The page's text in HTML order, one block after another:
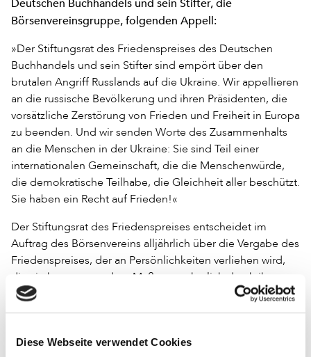
Diese Webseite verwendet Cookies
Börsenvereinsgruppe, folgenden Appell:
»Der Stiftungsrat des Friedenspreises des Deutschen
Buchhandels und sein Stifter sind empört über den
brutalen Angriff Russlands auf die Ukraine. Wir appellieren
an die russische Bevölkerung und ihren Präsidenten, die
vorsätzliche Zerstörung von Frieden und Freiheit in Europa
zu beenden. Und wir senden Worte des Zusammenhalts
an die Menschen in der Ukraine: Sie sind Teil einer
internationalen Gemeinschaft, die die Menschenwürde,
die demokratische Teilhabe, die Gleichheit aller beschützt.
Sie haben ein Recht auf Frieden!«
Der Stiftungsrat des Friedenspreises entscheidet im
Auftrag des Börsenvereins alljährlich über die Vergabe des
Friedenspreises, der an Persönlichkeiten verliehen wird,
die »in hervorragendem Maße vornehmlich durch ihre
Tätigkeit auf den Gebieten der Literatur, Wissenschaft und
Kunst zur Verwirklichung des Friedensgedankens